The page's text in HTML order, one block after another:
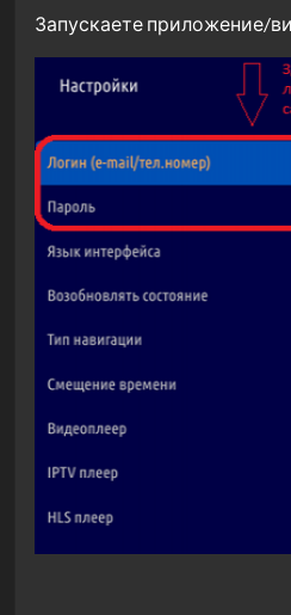
Запускаете приложение/